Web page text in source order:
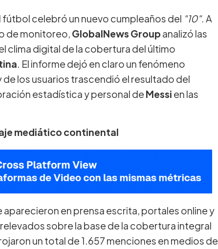
fútbol celebró un nuevo cumpleaños del "10". A
de monitoreo, GlobalNews Group analizó las
clima digital de la cobertura del último
. El informe dejó en claro un fenómeno
de los usuarios trascendió el resultado del
estadística y personal de Messi en las
mediático continental
en prensa escrita, portales online y
sobre la base de la cobertura integral
un total de 1.657 menciones en medios de